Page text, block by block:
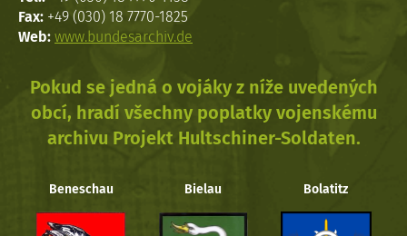
Fax: +49 (030) 18 7770-1825
Web: www.bundesarchiv.de
Pokud se jedná o vojáky z níže uvedených
obcí, hradí všechny poplatky vojenskému
archivu Projekt Hultschiner-Soldaten.
Beneschau Bielau Bolatitz